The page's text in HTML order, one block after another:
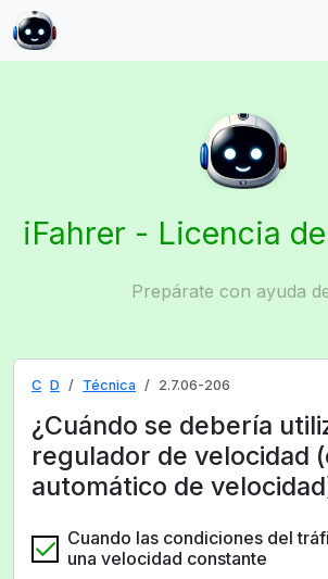
iFahrer - Licencia
Prepárate con ayuda
C D Técnica 2.7.06-206
¿Cuándo se debería
regulador de velocidad
automático de
Cuando las condiciones del
una velocidad constante